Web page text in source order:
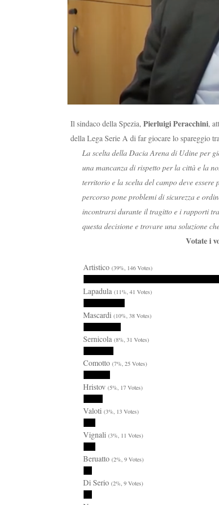
Il sindaco della Spezia, Pierluigi Peracchini,
della Lega Serie A di far giocare lo spareggio
La scelta della Dacia Arena di Udine per
una mancanza di rispetto per la città e la
territorio e la scelta del campo deve
percorso pone problemi di sicurezza e
incontrarsi durante il tragitto e i rapporti
questa decisione e trovare una soluzione
Votate i
Artistico (39%, 146 Votes)
Lapadula (11%, 41 Votes)
Mascardi (10%, 38 Votes)
Sernicola (8%, 31 Votes)
Comotto (7%, 25 Votes)
Hristov (5%, 17 Votes)
Valoti (3%, 13 Votes)
Vignali (3%, 11 Votes)
Beruatto (2%, 9 Votes)
Di Serio (2%, 9 Votes)